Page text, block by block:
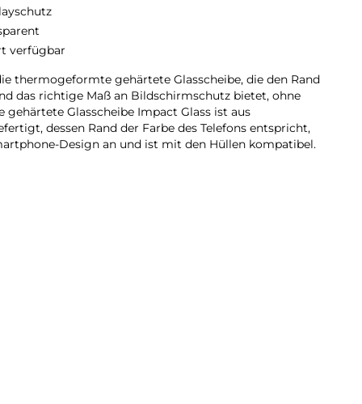
verfügbar
thermogeformte gehärtete Glasscheibe, die den Rand
das richtige Maß an Bildschirmschutz bietet, ohne
gehärtete Glasscheibe Impact Glass ist aus
dessen Rand der Farbe des Telefons entspricht,
Design an und ist mit den Hüllen kompatibel.